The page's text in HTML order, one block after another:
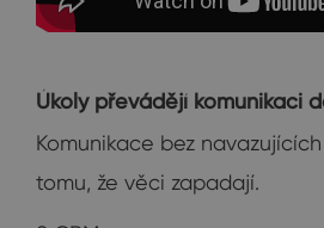
Úkoly převádějí komunikaci
Komunikace bez
tomu, že věci zapadají.